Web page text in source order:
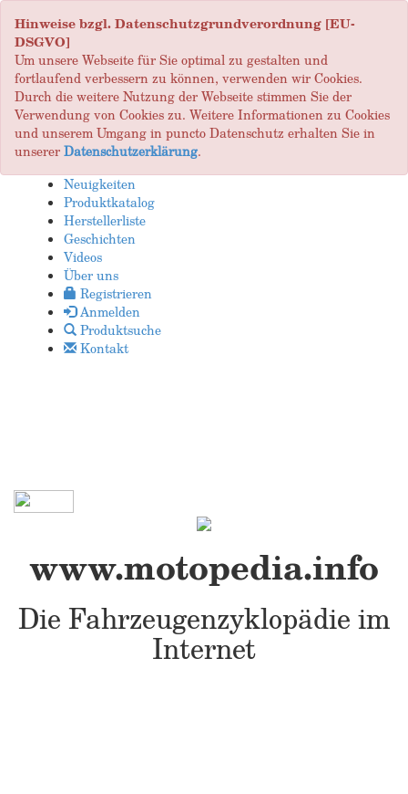
Hinweise bzgl. Datenschutzgrundverordnung [EU-
DSGVO]
Um unsere Webseite für Sie optimal zu gestalten und
fortlaufend verbessern zu können, verwenden wir Cookies.
Durch die weitere Nutzung der Webseite stimmen Sie der
Verwendung von Cookies zu. Weitere Informationen zu Cookies
und unserem Umgang in puncto Datenschutz erhalten Sie in
unsererDatenschutzerklärung.
Neuigkeiten
Produktkatalog
Herstellerliste
Geschichten
Videos
Über uns
Registrieren
Anmelden
Produktsuche
Kontakt
www.motopedia.info
Die Fahrzeugenzyklopädie im
Internet